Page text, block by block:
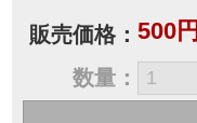
販売価格： 500円
数量：